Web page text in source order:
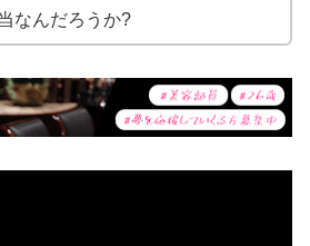
なんだろうか?